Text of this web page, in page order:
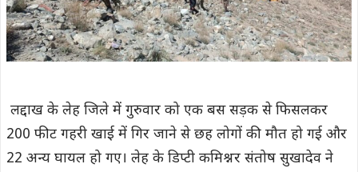
लद्दाख के लेह जिले में गुरुवार को एक बस सड़क से फिसलकर
200 फीट गहरी खाई में गिर जाने से छह लोगों की मौत हो गई और
22 अन्य घायल हो गए। लेह के डिप्टी कमिश्नर संतोष सुखादेव ने